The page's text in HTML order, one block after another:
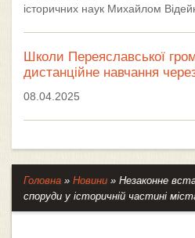
історичних наук Михайлом
Школи Переяславської
дистанційне навчання
08.04.2025
Головна » Новини » Незаконне
споруди у історичній частині